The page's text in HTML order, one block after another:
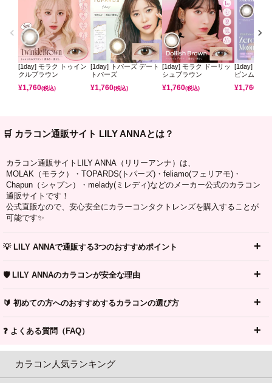
[1day] モラク トゥイン
クルブラウン
¥1,760(税込)
[1day] トパーズ デート
トパーズ
¥1,760(税込)
[1day] モラク ドーリッ
シュブラウン
¥1,760(税込)
[1day] ミレ
ピンムーン
¥1,760
🛒 カラコン通販サイト LILY ANNAとは？
カラコン通販サイトLILY ANNA（リリーアンナ）は、
MOLAK（モラク）・TOPARDS(トパーズ)・feliamo(フェリアモ)・
Chapun（シャプン）・melady(ミレディ)などのメーカー公式のカラコン
通販サイトです！
公式直販なので、安心安全にカラーコンタクトレンズを購入することが
可能です✨
💡 LILY ANNAで通販する3つのおすすめポイント
🛡️ LILY ANNAのカラコンが安全な理由
🔰 初めての方へのおすすめするカラコンの選び方
❓ よくある質問（FAQ）
カラコン人気ランキング